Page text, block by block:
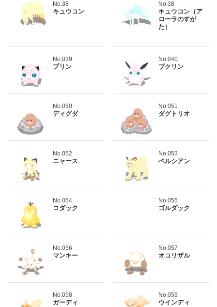
No.38
キュウコン
No.38
キュウコン（ア
ローラのすが
た）
No.039
プリン
No.040
プクリン
No.050
ディグダ
No.051
ダグトリオ
No.052
ニャース
No.053
ペルシアン
No.054
コダック
No.055
ゴルダック
No.056
マンキー
No.057
オコリザル
No.058
ガーディ
No.059
ウインディ